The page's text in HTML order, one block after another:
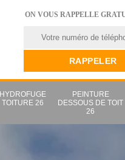
ON VOUS RAPPELLE
HYDROFUGE
TOITURE 26
PEINTURE
DESSOUS DE TOIT
26